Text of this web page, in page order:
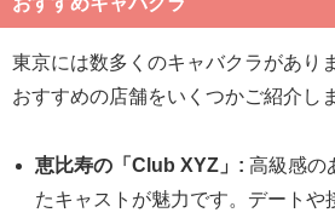
東京には数多くのキャバクラがあり
おすすめの店舗をいくつかご紹介し
恵比寿の「Club XYZ」: 高級感の
たキャストが魅力です。デートや